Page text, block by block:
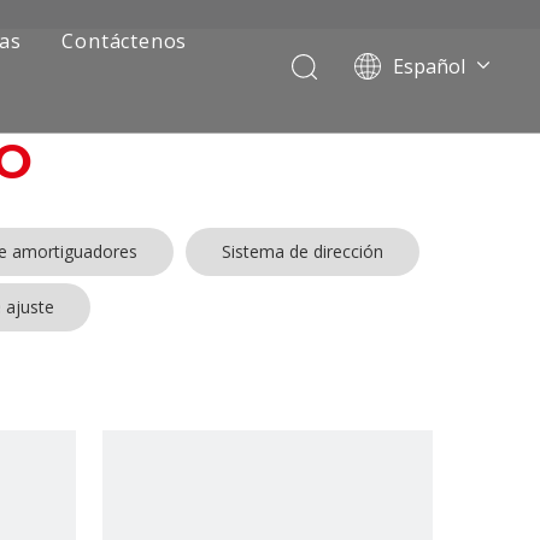
Contáctenos
Español
Pусский
English
amortiguadores Sistema de dirección
ajuste